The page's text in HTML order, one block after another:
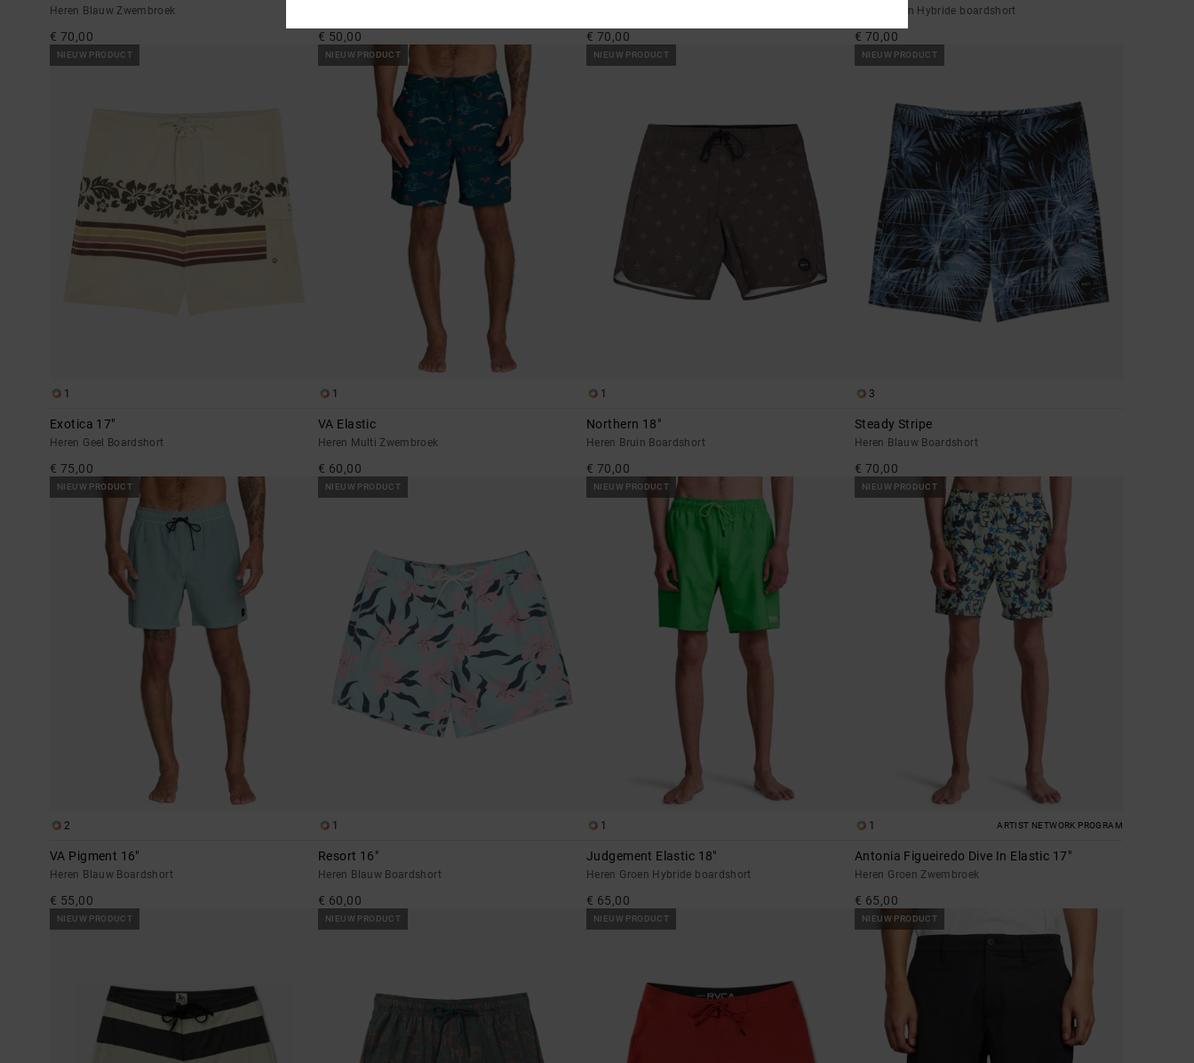
Heren Blauw Zwembroek
€ 70,00 € 50,00 € 70,00
Heren Bruin Hybride boardshort
€ 70,00
NIEUW PRODUCT
1
Exotica 17"
Heren Geel Boardshort
€ 75,00
NIEUW PRODUCT
1
VA Elastic
Heren Multi Zwembroek
€ 60,00
NIEUW PRODUCT
1
Northern 18"
Heren Bruin Boardshort
€ 70,00
NIEUW PRODUCT
3
Steady Stripe
Heren Blauw Boardshort
€ 70,00
NIEUW PRODUCT
2
VA Pigment 16"
Heren Blauw Boardshort
€ 55,00
NIEUW PRODUCT
1
Resort 16"
Heren Blauw Boardshort
€ 60,00
NIEUW PRODUCT
1
Judgement Elastic 18"
Heren Groen Hybride boardshort
€ 65,00
NIEUW PRODUCT
1 ARTIST NETWORK PROGRAM
Antonia Figueiredo Dive In Elastic 17"
Heren Groen Zwembroek
€ 65,00
NIEUW PRODUCT NIEUW PRODUCT NIEUW PRODUCT NIEUW PRODUCT